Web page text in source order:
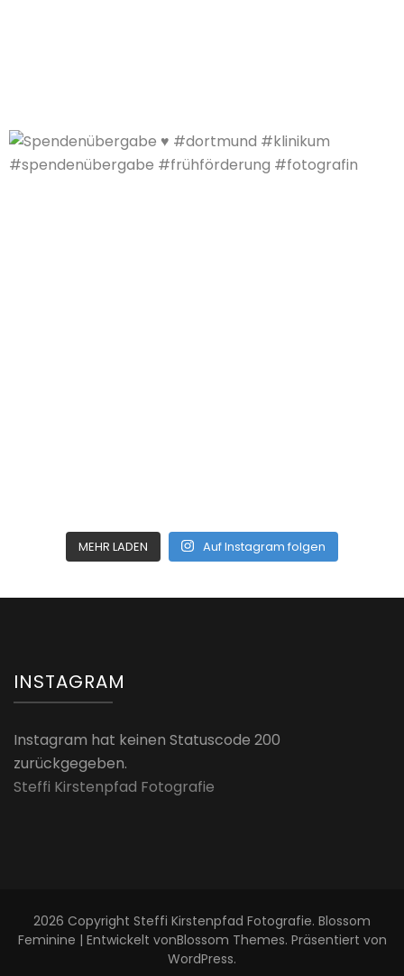
MEHR LADEN Auf Instagram folgen
INSTAGRAM
Instagram hat keinen Statuscode 200
zurückgegeben.
Steffi Kirstenpfad Fotografie
2026 Copyright Steffi Kirstenpfad Fotografie. Blossom
Feminine | Entwickelt vonBlossom Themes. Präsentiert von
WordPress.